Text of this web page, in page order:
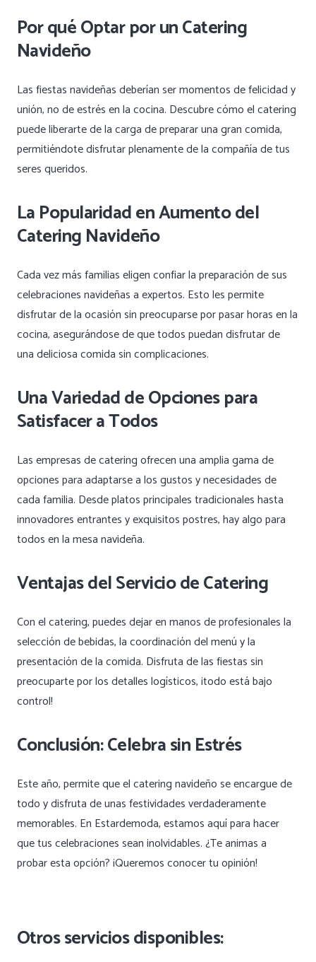
Por qué Optar por un Catering
Navideño
Las fiestas navideñas deberían ser momentos de felicidad y
unión, no de estrés en la cocina. Descubre cómo el catering
puede liberarte de la carga de preparar una gran comida,
permitiéndote disfrutar plenamente de la compañía de tus
seres queridos.
La Popularidad en Aumento del
Catering Navideño
Cada vez más familias eligen confiar la preparación de sus
celebraciones navideñas a expertos. Esto les permite
disfrutar de la ocasión sin preocuparse por pasar horas en la
cocina, asegurándose de que todos puedan disfrutar de
una deliciosa comida sin complicaciones.
Una Variedad de Opciones para
Satisfacer a Todos
Las empresas de catering ofrecen una amplia gama de
opciones para adaptarse a los gustos y necesidades de
cada familia. Desde platos principales tradicionales hasta
innovadores entrantes y exquisitos postres, hay algo para
todos en la mesa navideña.
Ventajas del Servicio de Catering
Con el catering, puedes dejar en manos de profesionales la
selección de bebidas, la coordinación del menú y la
presentación de la comida. Disfruta de las fiestas sin
preocuparte por los detalles logísticos, ¡todo está bajo
control!
Conclusión: Celebra sin Estrés
Este año, permite que el catering navideño se encargue de
todo y disfruta de unas festividades verdaderamente
memorables. En Estardemoda, estamos aquí para hacer
que tus celebraciones sean inolvidables. ¿Te animas a
probar esta opción? ¡Queremos conocer tu opinión!
Otros servicios disponibles: